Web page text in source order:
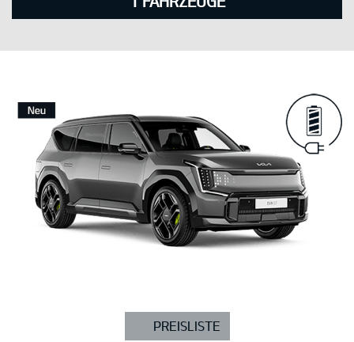
PREISLISTE